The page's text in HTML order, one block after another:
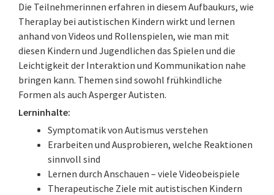
Die Teilnehmerinnen erfahren in diesem Aufbaukurs, wie
Theraplay bei autistischen Kindern wirkt und lernen
anhand von Videos und Rollenspielen, wie man mit
diesen Kindern und Jugendlichen das Spielen und die
Leichtigkeit der Interaktion und Kommunikation nahe
bringen kann. Themen sind sowohl frühkindliche
Formen als auch Asperger Autisten.
Lerninhalte:
Symptomatik von Autismus verstehen
Erarbeiten und Ausprobieren, welche Reaktionen
sinnvoll sind
Lernen durch Anschauen – viele Videobeispiele
Therapeutische Ziele mit autistischen Kindern